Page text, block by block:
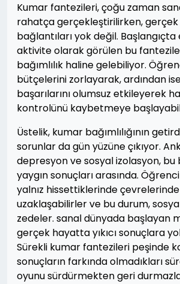
Kumar fantezileri, çoğu zaman
rahatça gerçekleştirilirken, gerçek
bağlantıları yok değil.
aktivite olarak görülen bu
bağımlılık haline gelebiliyor.
bütçelerini zorlayarak, ardından
başarılarını olumsuz etkileyerek
kontrolünü kaybetmeye
Üstelik, kumar bağımlılığının
sorunlar da gün yüzüne çıkıyor.
depresyon ve sosyal izolasyon, bu
yaygın sonuçları arasında.
yalnız hissettiklerinde
uzaklaşabilirler ve bu durum,
zedeler. sanal dünyada başlayan
gerçek hayatta yıkıcı sonuçlara
Sürekli kumar fantezileri peşinde
sonuçların farkında olmadıkları
oyunu sürdürmekten geri